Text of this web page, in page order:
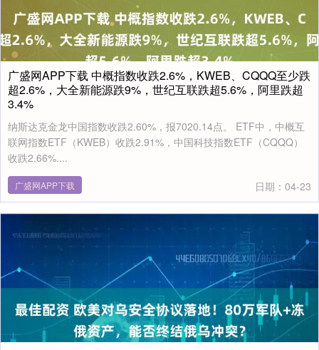
广盛网APP下载 中概指数收跌2.6%，KWEB、CQQQ至少跌
超2.6%，大全新能源跌9%，世纪互联跌超5.6%，阿里跌超
3.4%
纳斯达克金龙中国指数收跌2.60%，报7020.14点。 ETF中，中概互
联网指数ETF（KWEB）收跌2.91%，中国科技指数ETF（CQQQ）
收跌2.66%....
广盛网APP下载 日期：04-23